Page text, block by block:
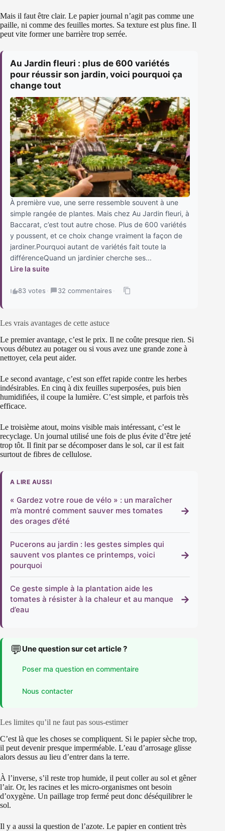
Mais il faut être clair. Le papier journal n’agit pas comme une
paille, ni comme des feuilles mortes. Sa texture est plus fine. Il
peut vite former une barrière trop serrée.
Au Jardin fleuri : plus de 600 variétés
pour réussir son jardin, voici pourquoi ça
change tout
À première vue, une serre ressemble souvent à une
simple rangée de plantes. Mais chez Au Jardin fleuri, à
Baccarat, c’est tout autre chose. Plus de 600 variétés
y poussent, et ce choix change vraiment la façon de
jardiner.Pourquoi autant de variétés fait toute la
différenceQuand un jardinier cherche ses...
Lire la suite
83 votes · 32 commentaires ·
Les vrais avantages de cette astuce
Le premier avantage, c’est le prix. Il ne coûte presque rien. Si
vous débutez au potager ou si vous avez une grande zone à
nettoyer, cela peut aider.
Le second avantage, c’est son effet rapide contre les herbes
indésirables. En cinq à dix feuilles superposées, puis bien
humidifiées, il coupe la lumière. C’est simple, et parfois très
efficace.
Le troisième atout, moins visible mais intéressant, c’est le
recyclage. Un journal utilisé une fois de plus évite d’être jeté
trop tôt. Il finit par se décomposer dans le sol, car il est fait
surtout de fibres de cellulose.
A LIRE AUSSI
« Gardez votre roue de vélo » : un maraîcher
m’a montré comment sauver mes tomates
des orages d’été
→
Pucerons au jardin : les gestes simples qui
sauvent vos plantes ce printemps, voici
pourquoi
→
Ce geste simple à la plantation aide les
tomates à résister à la chaleur et au manque
d’eau
→
💬 Une question sur cet article ?
Poser ma question en commentaire
Nous contacter
Les limites qu’il ne faut pas sous-estimer
C’est là que les choses se compliquent. Si le papier sèche trop,
il peut devenir presque imperméable. L’eau d’arrosage glisse
alors dessus au lieu d’entrer dans la terre.
À l’inverse, s’il reste trop humide, il peut coller au sol et gêner
l’air. Or, les racines et les micro-organismes ont besoin
d’oxygène. Un paillage trop fermé peut donc déséquilibrer le
sol.
Il y a aussi la question de l’azote. Le papier en contient très